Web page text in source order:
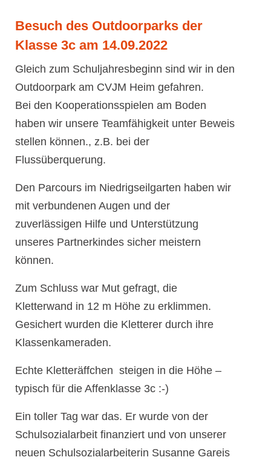
Besuch des Outdoorparks der
Klasse 3c am 14.09.2022
Gleich zum Schuljahresbeginn sind wir in den
Outdoorpark am CVJM Heim gefahren.
Bei den Kooperationsspielen am Boden
haben wir unsere Teamfähigkeit unter Beweis
stellen können., z.B. bei der
Flussüberquerung.
Den Parcours im Niedrigseilgarten haben wir
mit verbundenen Augen und der
zuverlässigen Hilfe und Unterstützung
unseres Partnerkindes sicher meistern
können.
Zum Schluss war Mut gefragt, die
Kletterwand in 12 m Höhe zu erklimmen.
Gesichert wurden die Kletterer durch ihre
Klassenkameraden.
Echte Kletteräffchen steigen in die Höhe –
typisch für die Affenklasse 3c :-)
Ein toller Tag war das. Er wurde von der
Schulsozialarbeit finanziert und von unserer
neuen Schulsozialarbeiterin Susanne Gareis